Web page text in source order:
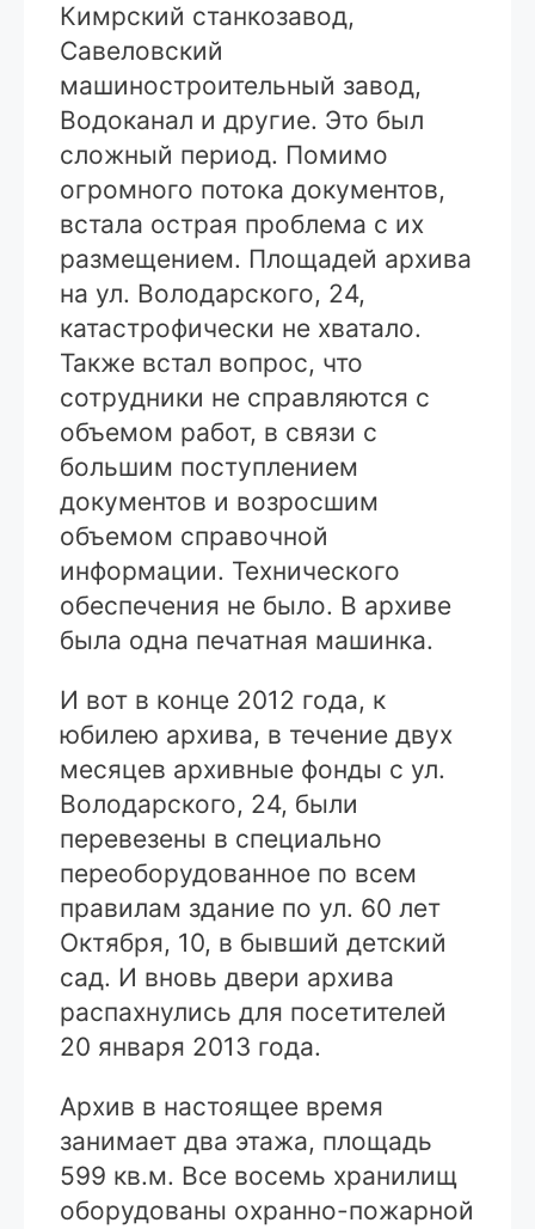
Кимрский станкозавод,
Савеловский
машиностроительный завод,
Водоканал и другие. Это был
сложный период. Помимо
огромного потока документов,
встала острая проблема с их
размещением. Площадей архива
на ул. Володарского, 24,
катастрофически не хватало.
Также встал вопрос, что
сотрудники не справляются с
объемом работ, в связи с
большим поступлением
документов и возросшим
объемом справочной
информации. Технического
обеспечения не было. В архиве
была одна печатная машинка.
И вот в конце 2012 года, к
юбилею архива, в течение двух
месяцев архивные фонды с ул.
Володарского, 24, были
перевезены в специально
переоборудованное по всем
правилам здание по ул. 60 лет
Октября, 10, в бывший детский
сад. И вновь двери архива
распахнулись для посетителей
20 января 2013 года.
Архив в настоящее время
занимает два этажа, площадь
599 кв.м. Все восемь хранилищ
оборудованы охранно-пожарной